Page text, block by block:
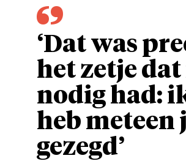
‘Dat was
het zetje
nodig had:
heb meteen
gezegd’